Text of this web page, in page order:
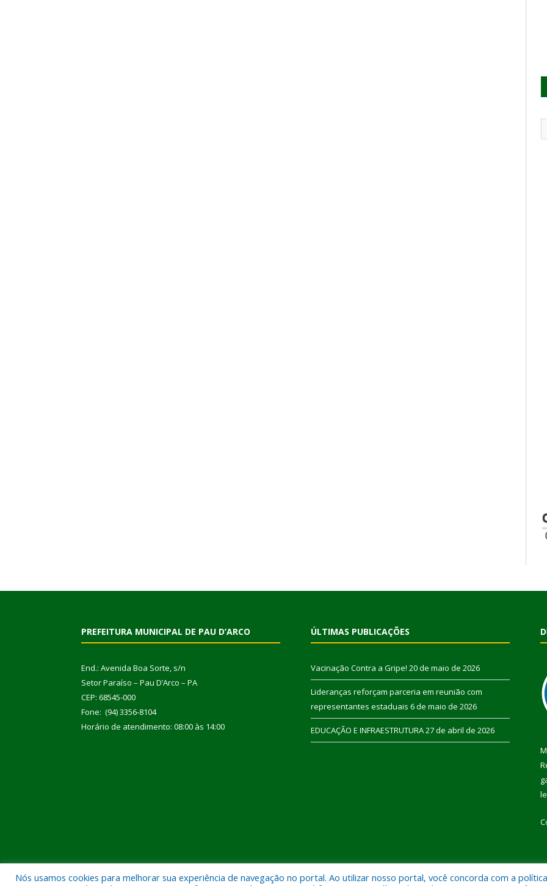
PREFEITURA MUNICIPAL DE PAU D’ARCO
End.: Avenida Boa Sorte, s/n
Setor Paraíso – Pau D’Arco – PA
CEP: 68545-000
Fone: (94) 3356-8104
Horário de atendimento: 08:00 às 14:00
ÚLTIMAS PUBLICAÇÕES
Vacinação Contra a Gripe! 20 de maio de 2026
Lideranças reforçam parceria em reunião com
representantes estaduais 6 de maio de 2026
EDUCAÇÃO E INFRAESTRUTURA27 de abril de 2026
Nós usamos cookies para melhorar sua experiência de navegação no portal. Ao utilizar nosso portal, você concorda com a